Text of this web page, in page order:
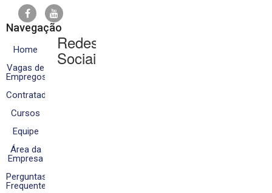
Navegação
Home
Vagas de
Empregos
Contratados
Cursos
Equipe
Área da
Empresa
Perguntas
Frequentes
Redes
Sociais